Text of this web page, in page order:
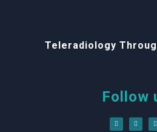
Teleradiology
Follow